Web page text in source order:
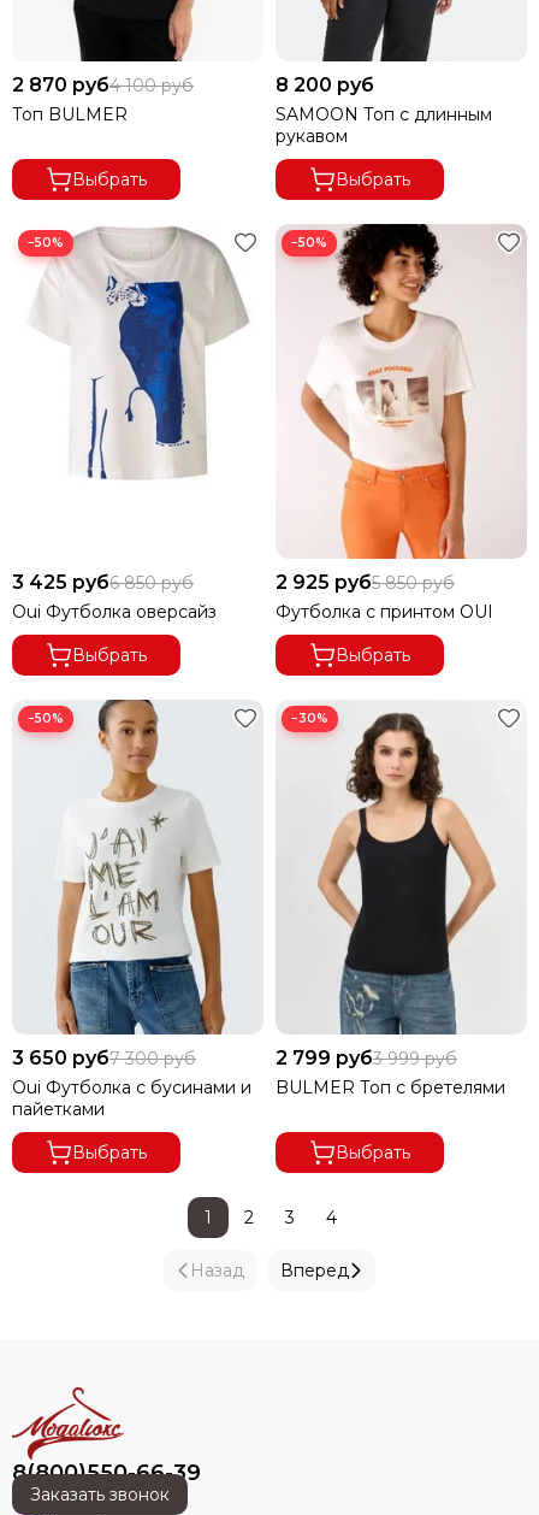
2 870 руб4 100 руб
Топ BULMER
Выбрать
8 200 руб
SAMOON Топ с длинным
рукавом
Выбрать
−50%
3 425 руб6 850 руб
Oui Футболка оверсайз
Выбрать
−50%
2 925 руб5 850 руб
Футболка с принтом OUI
Выбрать
−50%
3 650 руб7 300 руб
Oui Футболка с бусинами и
пайетками
Выбрать
−30%
2 799 руб3 999 руб
BULMER Топ с бретелями
Выбрать
Назад
1 2 3 4
Вперед
8(800)550-66-39
Заказать звонок